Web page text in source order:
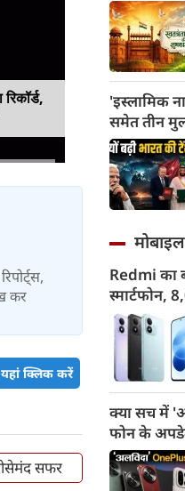
कर
क्लिक करें
सफर
'इस्लामिक
समेत तीन
Redmi का
स्मार्टफोन,
क्या सच में
फोन के